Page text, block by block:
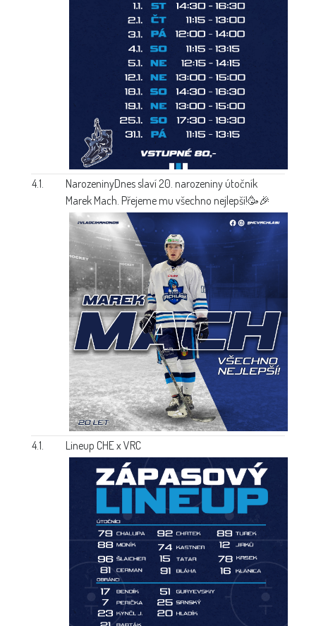
4.1. NarozeninyDnes slaví 20. narozeniny útočník
Marek Mach. Přejeme mu všechno nejlepší!🥳🎉
4.1. Lineup CHE x VRC